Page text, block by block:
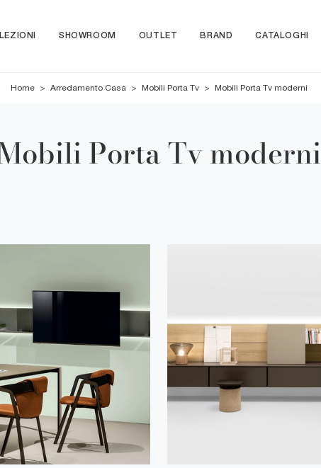
SHOWROOM OUTLET BRAND CATALOGHI
Home > Arredamento Casa > Mobili Porta Tv > Mobili Porta Tv moderni
Porta Tv moderni